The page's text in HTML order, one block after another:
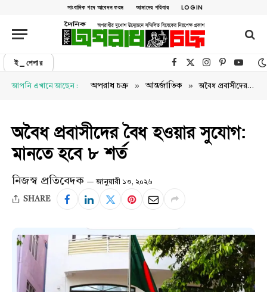
সাংবাদিক পদে আবেদন ফরম আমাদের পরিবার LOGIN
ই_পেপার Facebook
X (Twitter)Instagram
Pinterest
আপনি এখানে আছেন : অপরাধ চক্র » আন্তর্জাতিক » অবৈধ প্রবাসীদের বৈধ হওয়ার সুযোগ: মানতে হবে ৮ শর্ত
অবৈধ প্রবাসীদের বৈধ হওয়ার সুযোগ:
মানতে হবে ৮ শর্ত
নিজস্ব প্রতিবেদক জানুয়ারী ১৩, ২০২৬
SHARE